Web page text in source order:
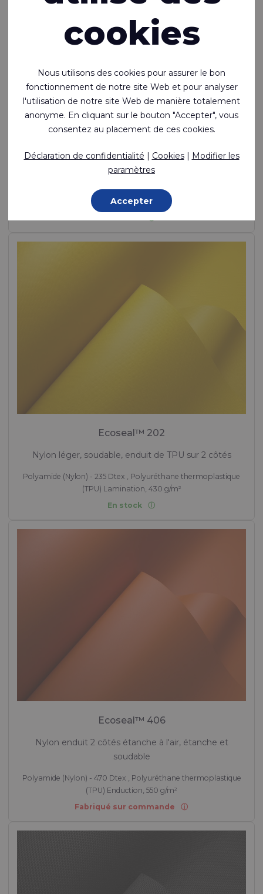
Polyamide enduit 1 face étanche et soudable
Polyamide (Nylon) - 235 Dtex , Polyuréthane thermoplastique
(TPU) Enduction, 275 g/m²
Ecoseal™ 202
Nylon léger, soudable, enduit de TPU sur 2 côtés
Polyamide (Nylon) - 235 Dtex , Polyuréthane thermoplastique
(TPU) Lamination, 430 g/m²
En stock
Ecoseal™ 406
Nylon enduit 2 côtés étanche à l'air, étanche et
soudable
Polyamide (Nylon) - 470 Dtex , Polyuréthane thermoplastique
(TPU) Enduction, 550 g/m²
Fabriqué sur commande
cookies
Nous utilisons des cookies pour assurer le bon
fonctionnement de notre site Web et pour analyser
l'utilisation de notre site Web de manière totalement
anonyme. En cliquant sur le bouton "Accepter", vous
consentez au placement de ces cookies.
Déclaration de confidentialité | Cookies| Modifier les
paramètres
Accepter